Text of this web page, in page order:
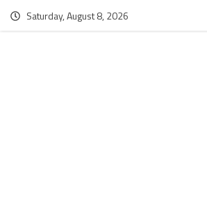
Saturday, August 8, 2026